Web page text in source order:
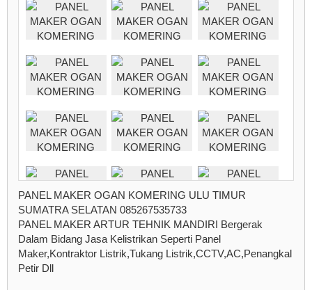
PANEL MAKER OGAN KOMERING ULU TIMUR
SUMATRA SELATAN 085267535733
PANEL MAKER ARTUR TEHNIK MANDIRI Bergerak
Dalam Bidang Jasa Kelistrikan Seperti Panel
Maker,Kontraktor Listrik,Tukang Listrik,CCTV,AC,Penangkal
Petir Dll